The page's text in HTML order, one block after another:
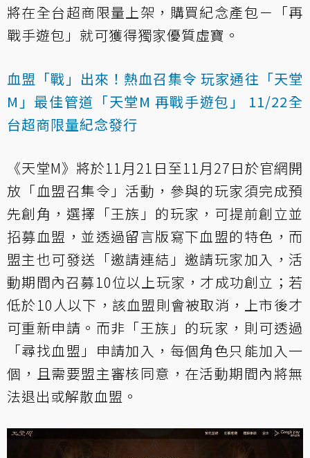
將在全台超商限量上架，購買紀念產包－「再
戰手遊包」就可獲得獨家優質虛寶。
血盟「戰」出來！熱血召集令 玩家通往「天堂
M」最佳管道 「天堂M 再戰手遊包」 11/22全
台超商限量紀念發行
《天堂M》將於11月21日至11月27日於官網開
放「血盟召集令」活動，參與的玩家須完成預
先創角，選擇「王族」的玩家，可提前創立並
招募血盟，並透過留言版寫下血盟的特色，而
盟主也可發送「邀請連結」邀請玩家加入，活
動期間內召募10位以上玩家，才成功創立；若
低於10人以下，該血盟則會被取消，上市後才
可重新申請。而非「王族」的玩家，則可透過
「尋找血盟」申請加入，每個角色只能加入一
個，且需要盟主審核同意，在活動期間內將無
法退出或解散血盟。